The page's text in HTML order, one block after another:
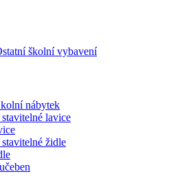
školní vybavení
nábytek
lavice
židle